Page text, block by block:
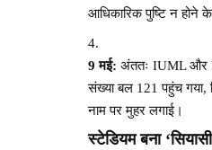
आधिकारिक पुष्टि न होने
9 मई: अंततः IUML और
संख्या बल 121 पहुंच गया,
नाम पर मुहर लगाई।
स्टेडियम बना